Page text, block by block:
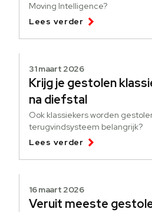
Moving Intelligence?
Lees verder
31 maart 2026
Krijg je gestolen
na diefstal
Ook klassiekers worden
terugvindsysteem belangrijk?
Lees verder
16 maart 2026
Veruit meeste